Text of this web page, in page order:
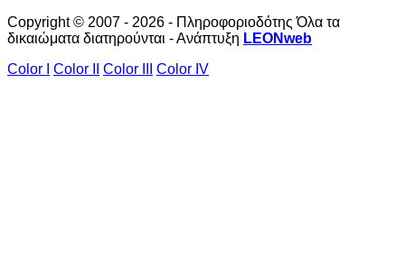
Copyright © 2007 - 2026 - Πληροφοριοδότης Όλα τα
δικαιώματα διατηρούνται - Ανάπτυξη LEONweb
Color I
Color II Color III Color IV